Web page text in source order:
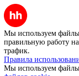
Мы используем файлы
правильную работу
трафик.
Правила
Мы используем